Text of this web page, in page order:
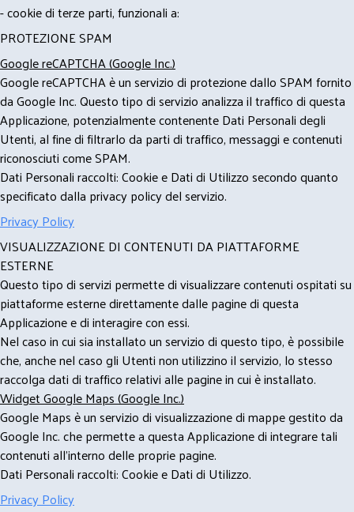
- cookie di terze parti, funzionali a:
PROTEZIONE SPAM
Google reCAPTCHA (Google Inc.)
Google reCAPTCHA è un servizio di protezione dallo SPAM fornito
da Google Inc. Questo tipo di servizio analizza il traffico di questa
Applicazione, potenzialmente contenente Dati Personali degli
Utenti, al fine di filtrarlo da parti di traffico, messaggi e contenuti
riconosciuti come SPAM.
Dati Personali raccolti: Cookie e Dati di Utilizzo secondo quanto
specificato dalla privacy policy del servizio.
Privacy Policy
VISUALIZZAZIONE DI CONTENUTI DA PIATTAFORME
ESTERNE
Questo tipo di servizi permette di visualizzare contenuti ospitati su
piattaforme esterne direttamente dalle pagine di questa
Applicazione e di interagire con essi.
Nel caso in cui sia installato un servizio di questo tipo, è possibile
che, anche nel caso gli Utenti non utilizzino il servizio, lo stesso
raccolga dati di traffico relativi alle pagine in cui è installato.
Widget Google Maps (Google Inc.)
Google Maps è un servizio di visualizzazione di mappe gestito da
Google Inc. che permette a questa Applicazione di integrare tali
contenuti all'interno delle proprie pagine.
Dati Personali raccolti: Cookie e Dati di Utilizzo.
Privacy Policy